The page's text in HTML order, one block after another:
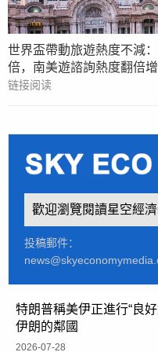
世界盃帶動旅遊熱度不減
倍，南美遊諮詢熱度翻倍
链接阅读
歡迎瀏覽閱讀星空經
投稿郵件：
特朗普稱美伊正進行“良
伊朗的鄰國
2026-07-28